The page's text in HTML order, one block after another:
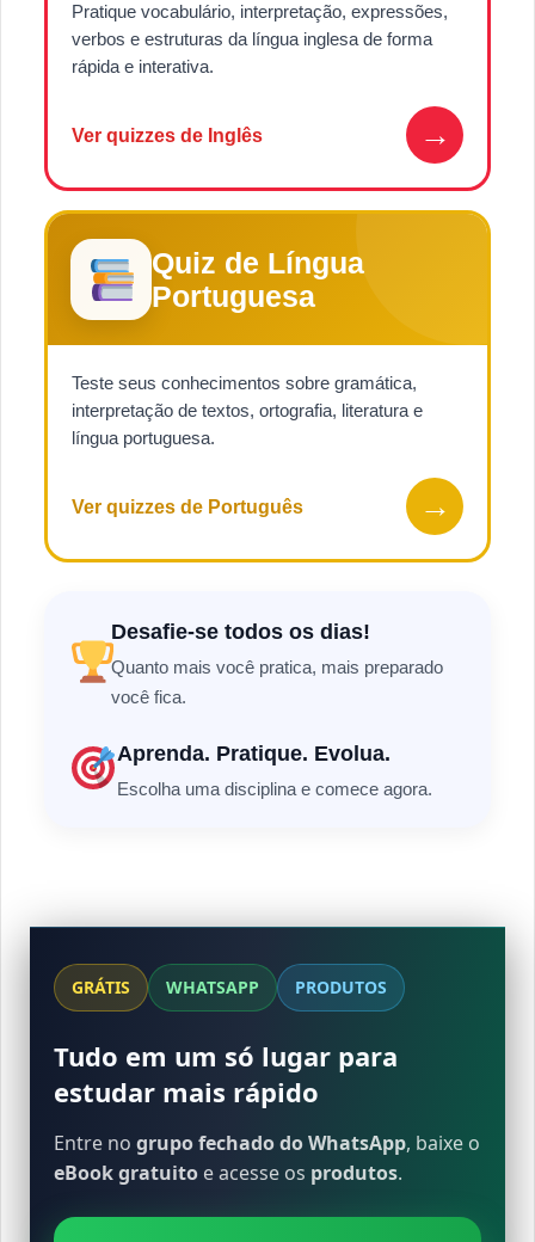
Pratique vocabulário, interpretação, expressões,
verbos e estruturas da língua inglesa de forma
rápida e interativa.
Ver quizzes de Inglês →
Quiz de Língua
Portuguesa
Teste seus conhecimentos sobre gramática,
interpretação de textos, ortografia, literatura e
língua portuguesa.
Ver quizzes de Português →
Desafie-se todos os dias!
Quanto mais você pratica, mais preparado
você fica.
Aprenda. Pratique. Evolua.
Escolha uma disciplina e comece agora.
GRÁTIS WHATSAPP PRODUTOS
Tudo em um só lugar para
estudar mais rápido
Entre no grupo fechado do WhatsApp, baixe o
eBook gratuito e acesse os produtos.